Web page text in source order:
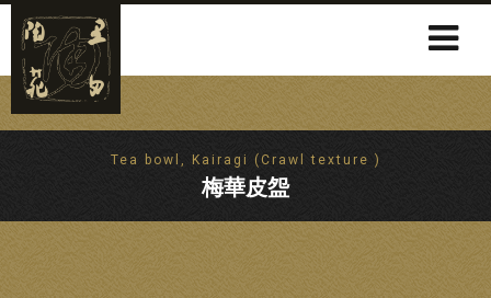
Tea bowl, Kairagi (Crawl texture )
梅華皮盌